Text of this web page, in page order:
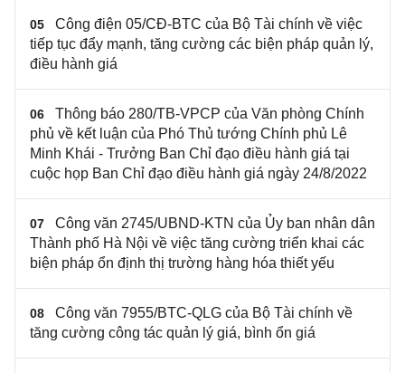
05
Công điện 05/CĐ-BTC của Bộ Tài chính về việc
tiếp tục đẩy mạnh, tăng cường các biện pháp quản lý,
điều hành giá
06
Thông báo 280/TB-VPCP của Văn phòng Chính
phủ về kết luận của Phó Thủ tướng Chính phủ Lê
Minh Khái - Trưởng Ban Chỉ đạo điều hành giá tại
cuộc họp Ban Chỉ đạo điều hành giá ngày 24/8/2022
07
Công văn 2745/UBND-KTN của Ủy ban nhân dân
Thành phố Hà Nội về việc tăng cường triển khai các
biện pháp ổn định thị trường hàng hóa thiết yếu
08
Công văn 7955/BTC-QLG của Bộ Tài chính về
tăng cường công tác quản lý giá, bình ổn giá